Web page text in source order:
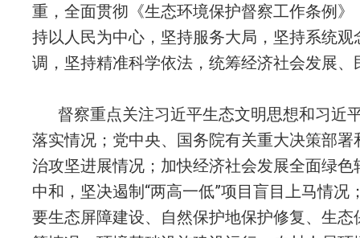
重，全面贯彻《生态环境保护督察工作条例
持以人民为中心，坚持服务大局，坚持系统
调，坚持精准科学依法，统筹经济社会发展
督察重点关注习近平生态文明思想和习近
落实情况；党中央、国务院有关重大决策部
治攻坚进展情况；加快经济社会发展全面绿
中和，坚决遏制“两高一低”项目盲目上马情
要生态屏障建设、自然保护地保护修复、生